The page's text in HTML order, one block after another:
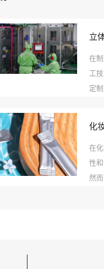
立
在
工
定
化
在
性
然